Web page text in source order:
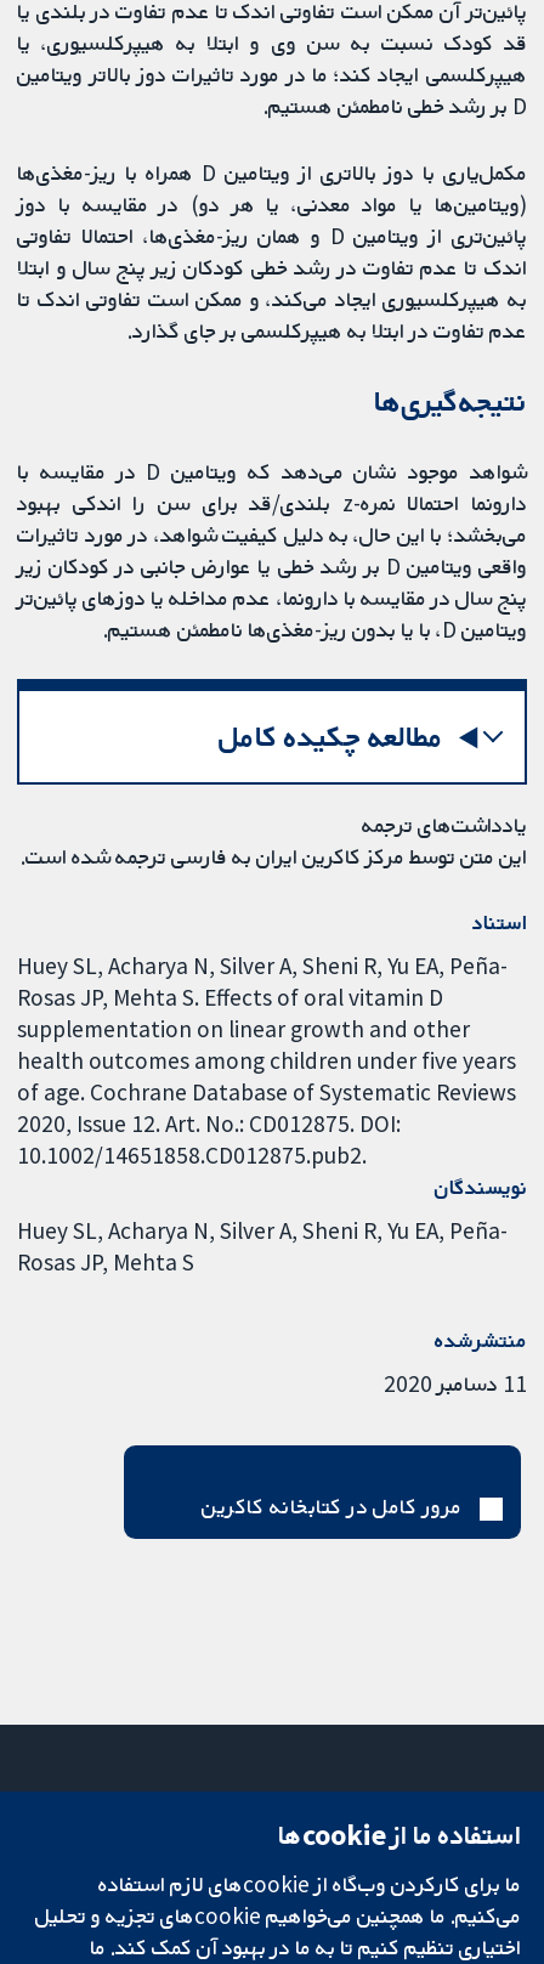
پائین‌تر آن ممکن است تفاوتی اندک تا عدم تفاوت در بلندی یا
قد کودک نسبت به سن وی و ابتلا به هیپرکلسیوری، یا
هیپرکلسمی ایجاد کند؛ ما در مورد تاثیرات دوز بالاتر ویتامین
D بر رشد خطی نامطمئن هستیم.
مکمل‌یاری با دوز بالاتری از ویتامین D همراه با ریز-مغذی‌ها
(ویتامین‌ها یا مواد معدنی، یا هر دو) در مقایسه با دوز
پائین‌تری از ویتامین D و همان ریز-مغذی‌ها، احتمالا تفاوتی
اندک تا عدم تفاوت در رشد خطی کودکان زیر پنج سال و ابتلا
به هیپرکلسیوری ایجاد می‌کند، و ممکن است تفاوتی اندک تا
عدم تفاوت در ابتلا به هیپرکلسمی بر جای گذارد.
نتیجه‌گیری‌ها
شواهد موجود نشان می‌دهد که ویتامین D در مقایسه با
دارونما احتمالا نمره-z بلندی/قد برای سن را اندکی بهبود
می‌بخشد؛ با این حال، به دلیل کیفیت شواهد، در مورد تاثیرات
واقعی ویتامین D بر رشد خطی یا عوارض جانبی در کودکان زیر
پنج سال در مقایسه با دارونما، عدم مداخله یا دوزهای پائین‌تر
ویتامین D، با یا بدون ریز-مغذی‌ها نامطمئن هستیم.
مطالعه چکیده کامل
یادداشت‌های ترجمه
این متن توسط مرکز کاکرین ایران به فارسی ترجمه شده است.
استناد
Huey SL, Acharya N, Silver A, Sheni R, Yu EA, Peña-
Rosas JP, Mehta S. Effects of oral vitamin D
supplementation on linear growth and other
health outcomes among children under five years
of age. Cochrane Database of Systematic Reviews
2020, Issue 12. Art. No.: CD012875. DOI:
10.1002/14651858.CD012875.pub2.
نویسندگان
Huey SL Acharya N Silver A Sheni R Yu EA Peña-
Rosas JP Mehta S
منتشرشده
11 دسامبر 2020
مرور کامل در کتابخانه کاکرین
تحقیقات قابل
اعتماد.
تصمیم‌گیری آگاهانه.
میدان کاوندیش
لندن
W1G 0AN
بریتانیا
دفتر رسانه‌ای
درباره ما
فرصت‌های
استفاده ما از cookie‌ها
ما برای کارکردن وب‌گاه از cookie‌های لازم استفاده
می‌کنیم. ما همچنین می‌خواهیم cookie‌های تجزیه و تحلیل
اختیاری تنظیم کنیم تا به ما در بهبود آن کمک کند. ما